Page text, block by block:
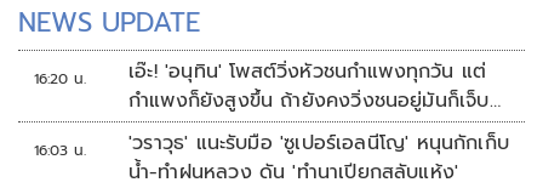
NEWS UPDATE
16:20 น.
เอ๊ะ! 'อนุทิน' โพสต์วิ่งหัวชนกำแพงทุกวัน แต่
กำแพงก็ยังสูงขึ้น ถ้ายังคงวิ่งชนอยู่มันก็เจ็บ
หัวอีก
16:03 น.
'วราวุธ' แนะรับมือ 'ซูเปอร์เอลนีโญ' หนุนกักเก็บ
น้ำ-ทำฝนหลวง ดัน 'ทำนาเปียกสลับแห้ง'